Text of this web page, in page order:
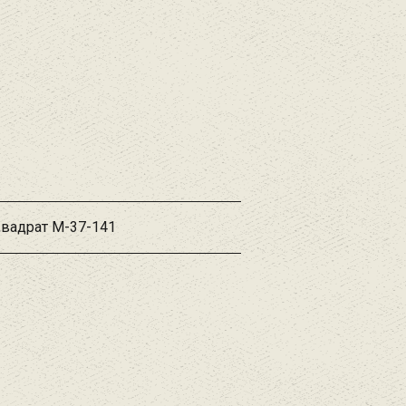
М-37-141